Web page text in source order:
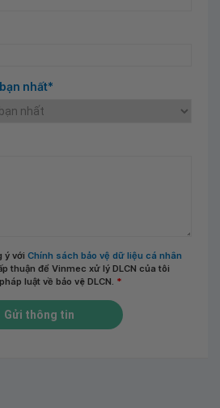
nhất*
ý với Chính sách bảo vệ dữ liệu cá nhân
thuận để Vinmec xử lý DLCN của tôi
luật về bảo vệ DLCN. *
Gửi thông tin